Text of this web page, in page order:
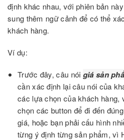
định khác nhau, với phiên bản
sung thêm ngữ cảnh để có thể
khách hàng.
Ví dụ:
Trước đây, câu nói giá sản
cần xác định lại câu nói của
các lựa chọn của khách hàng,
chọn các button để đi đến
giá, hoặc bạn phải cấu hình
từng ý định từng sản phẩm, vì